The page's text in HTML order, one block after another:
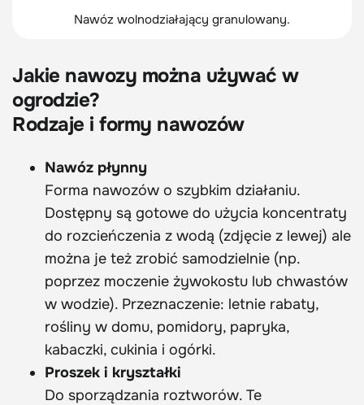
Nawóz wolnodziałający granulowany.
Jakie nawozy można używać w
ogrodzie?
Rodzaje i formy nawozów
Nawóz płynny
Forma nawozów o szybkim działaniu.
Dostępny są gotowe do użycia koncentraty
do rozcieńczenia z wodą (zdjęcie z lewej) ale
można je też zrobić samodzielnie (np.
poprzez moczenie żywokostu lub chwastów
w wodzie). Przeznaczenie: letnie rabaty,
rośliny w domu, pomidory, papryka,
kabaczki, cukinia i ogórki.
Proszek i kryształki
Do sporządzania roztworów. Te